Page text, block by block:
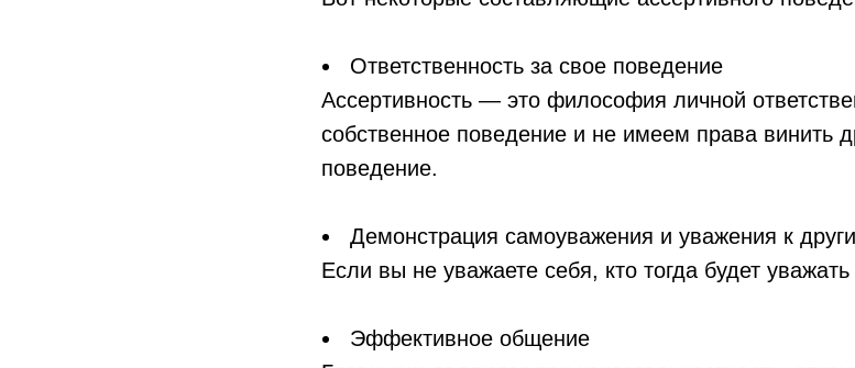
Ответственность за свое поведение
Ассертивность — это философия личной
собственное поведение и не имеем права винить
поведение.
Демонстрация самоуважения и уважения к
Если вы не уважаете себя, кто тогда будет
Эффективное общение